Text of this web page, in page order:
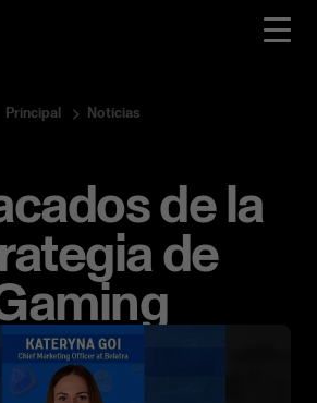
Principal Noticias
de la
de